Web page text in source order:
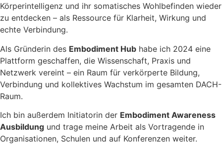
Körperintelligenz und ihr somatisches Wohlbefinden wieder
zu entdecken – als Ressource für Klarheit, Wirkung und
echte Verbindung.
Als Gründerin des Embodiment Hub habe ich 2024 eine
Plattform geschaffen, die Wissenschaft, Praxis und
Netzwerk vereint – ein Raum für verkörperte Bildung,
Verbindung und kollektives Wachstum im gesamten DACH-
Raum.
Ich bin außerdem Initiatorin der Embodiment Awareness
Ausbildung und trage meine Arbeit als Vortragende in
Organisationen, Schulen und auf Konferenzen weiter.